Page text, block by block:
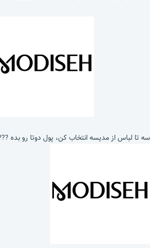
سه تا لباس از مدیسه انتخاب کن، پول دوتا رو بده